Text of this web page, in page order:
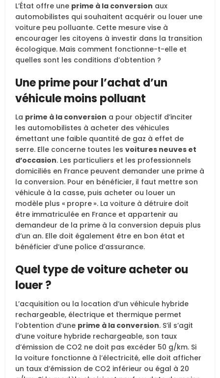
L’État offre une prime à la conversion aux
automobilistes qui souhaitent acquérir ou louer une
voiture peu polluante. Cette mesure vise à
encourager les citoyens à investir dans la transition
écologique. Mais comment fonctionne-t-elle et
quelles sont les conditions d’obtention ?
Une prime pour l’achat d’un
véhicule moins polluant
La prime à la conversion a pour objectif d’inciter
les automobilistes à acheter des véhicules
émettant une faible quantité de gaz à effet de
serre. Elle concerne toutes lesvoitures neuves et
d’occasion. Les particuliers et les professionnels
domiciliés en France peuvent demander une prime à
la conversion. Pour en bénéficier, il faut mettre son
véhicule à la casse, puis acheter ou louer un
modèle plus « propre ». La voiture à détruire doit
être immatriculée en France et appartenir au
demandeur de la prime à la conversion depuis plus
d’un an. Elle doit également être en bon état et
bénéficier d’une police d’assurance.
Quel type de voiture acheter ou
louer ?
L’acquisition ou la location d’un véhicule hybride
rechargeable, électrique et thermique permet
l’obtention d’une prime à la conversion. S’il s’agit
d’une voiture hybride rechargeable, son taux
d’émission de CO2 ne doit pas excéder 50 g/km. Si
la voiture fonctionne à l’électricité, elle doit afficher
un taux d’émission de CO2 inférieur ou égal à 20